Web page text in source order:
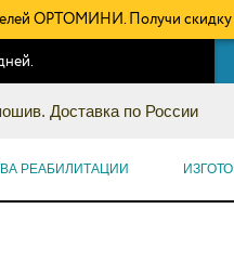
ОРТОМИНИ. Получи скидку
Доставка по России
РЕАБИЛИТАЦИИ